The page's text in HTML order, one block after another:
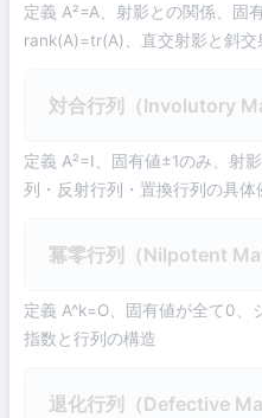
定義 A²=A、射影との関係、固
rank(A)=tr(A)、直交射影と斜交
対合行列（Involutory
定義 A²=I、固有値±1のみ、射
列・反射行列・置換行列の具体
冪零行列（Nilpotent
定義 A^k=O、固有値が全て0、
指数と行列の構造
退化行列（Defective